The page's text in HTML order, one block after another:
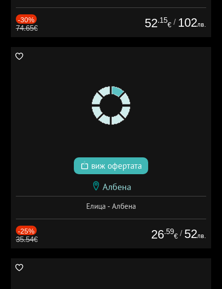
-30%
74.65€ 52.15
€ / 102лв.
виж офертата
Албена
Елица - Албена
-25%
35.54€ 26.59
€ / 52лв.